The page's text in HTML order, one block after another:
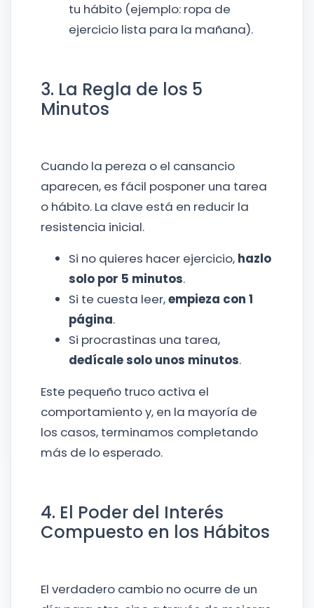
tu hábito (ejemplo: ropa de
ejercicio lista para la mañana).
3. La Regla de los 5
Minutos
Cuando la pereza o el cansancio
aparecen, es fácil posponer una tarea
o hábito. La clave está en reducir la
resistencia inicial.
Si no quieres hacer ejercicio, hazlo
solo por 5 minutos.
Si te cuesta leer,empieza con 1
página.
Si procrastinas una tarea,
dedícale solo unos minutos.
Este pequeño truco activa el
comportamiento y, en la mayoría de
los casos, terminamos completando
más de lo esperado.
4. El Poder del Interés
Compuesto en los Hábitos
El verdadero cambio no ocurre de un